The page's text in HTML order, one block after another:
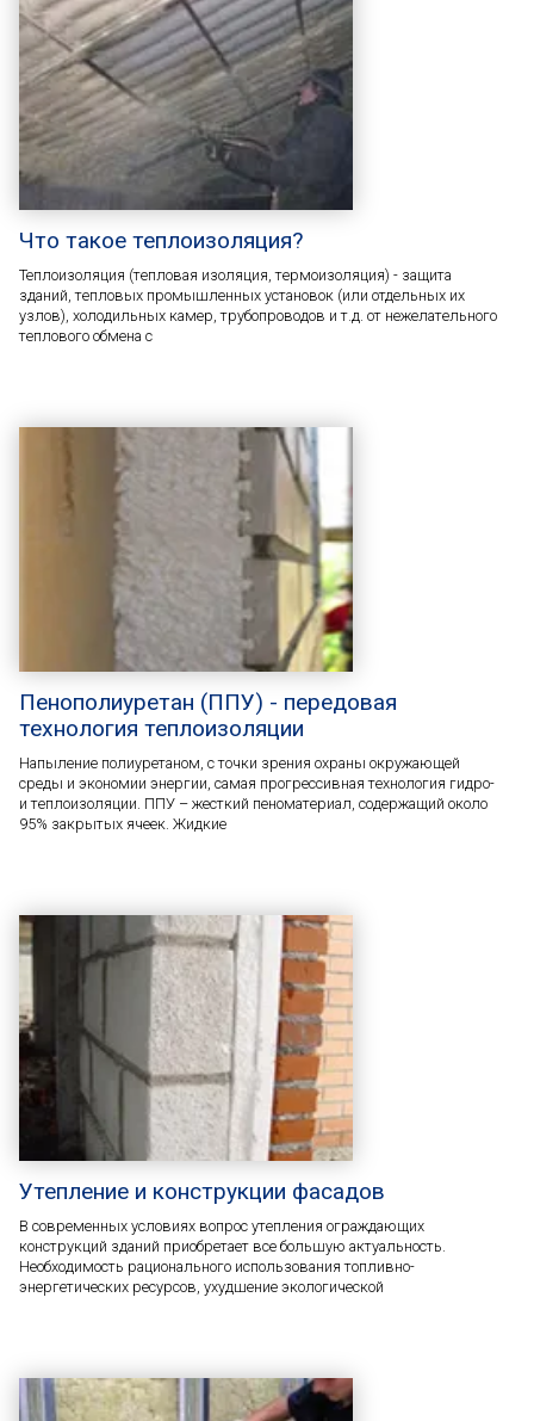
Что такое теплоизоляция?
Теплоизоляция (тепловая изоляция, термоизоляция) - защита
зданий, тепловых промышленных установок (или отдельных их
узлов), холодильных камер, трубопроводов и т.д. от нежелательного
теплового обмена с
Пенополиуретан (ППУ) - передовая
технология теплоизоляции
Напыление полиуретаном, с точки зрения охраны окружающей
среды и экономии энергии, самая прогрессивная технология гидро-
и теплоизоляции. ППУ – жесткий пеноматериал, содержащий около
95% закрытых ячеек. Жидкие
Утепление и конструкции фасадов
В современных условиях вопрос утепления ограждающих
конструкций зданий приобретает все большую актуальность.
Необходимость рационального использования топливно-
энергетических ресурсов, ухудшение экологической